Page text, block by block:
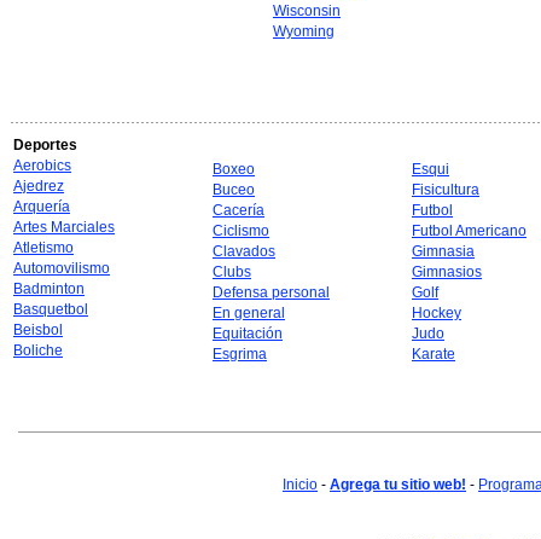
Wisconsin
Wyoming
Deportes
Aerobics
Ajedrez
Arquería
Artes Marciales
Atletismo
Automovilismo
Badminton
Basquetbol
Beisbol
Boliche
Boxeo
Buceo
Cacería
Ciclismo
Clavados
Clubs
Defensa personal
En general
Equitación
Esgrima
Esqui
Fisicultura
Futbol
Futbol Americano
Gimnasia
Gimnasios
Golf
Hockey
Judo
Karate
Inicio - Agrega tu sitio web! -